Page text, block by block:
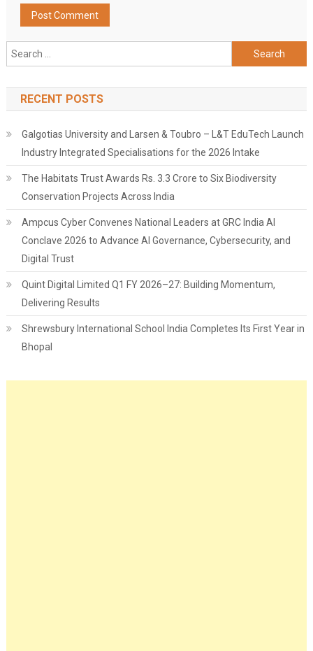
Search
for:
RECENT POSTS
Galgotias University and Larsen & Toubro – L&T EduTech Launch
Industry Integrated Specialisations for the 2026 Intake
The Habitats Trust Awards Rs. 3.3 Crore to Six Biodiversity
Conservation Projects Across India
Ampcus Cyber Convenes National Leaders at GRC India AI
Conclave 2026 to Advance AI Governance, Cybersecurity, and
Digital Trust
Quint Digital Limited Q1 FY 2026–27: Building Momentum,
Delivering Results
Shrewsbury International School India Completes Its First Year in
Bhopal